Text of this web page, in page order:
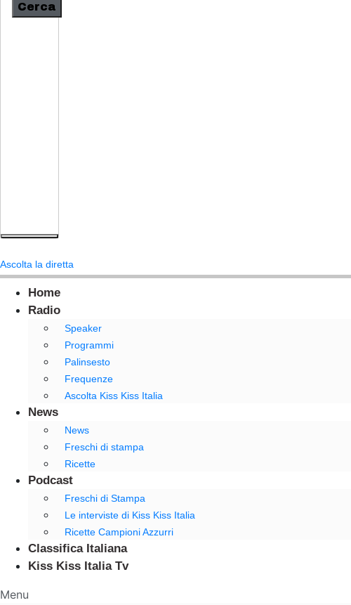
Cerca
Ascolta la diretta
Home
Radio
Speaker
Programmi
Palinsesto
Frequenze
Ascolta Kiss Kiss Italia
News
News
Freschi di stampa
Ricette
Podcast
Freschi di Stampa
Le interviste di Kiss Kiss Italia
Ricette Campioni Azzurri
Classifica Italiana
Kiss Kiss Italia Tv
Menu